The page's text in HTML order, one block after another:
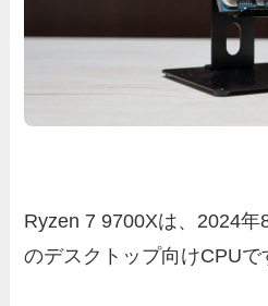
Ryzen 7 9700Xは、2024
のデスクトップ向けCPUで